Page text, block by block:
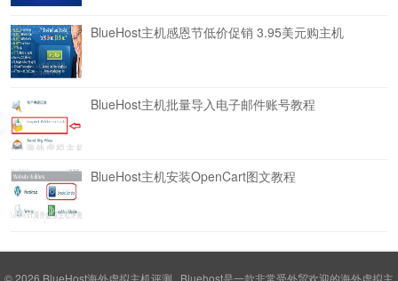
BlueHost主机感恩节低价促销 3.95美元购主机
BlueHost主机批量导入电子邮件账号教程
BlueHost主机安装OpenCart图文教程
© 2026 BlueHost海外虚拟主机评测 Bluehost是一款非常受外贸欢迎的海外虚拟主